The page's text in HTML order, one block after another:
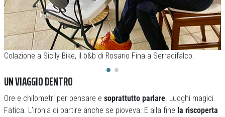
Colazione a Sicily Bike, il b&b di Rosario Fina a Serradifalco.
UN VIAGGIO DENTRO
Ore e chilometri per pensare e soprattutto parlare. Luoghi magici.
Fatica. L’ironia di partire anche se pioveva. E alla fine la riscoperta